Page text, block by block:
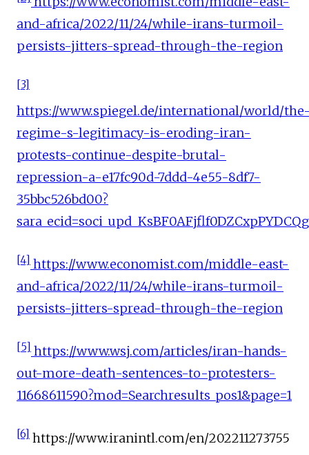
and-africa/2022/11/24/while-irans-turmoil-
persists-jitters-spread-through-the-region
[3]
https://www.spiegel.de/international/world/
regime-s-legitimacy-is-eroding-iran-
protests-continue-despite-brutal-
repression-a-e17fc90d-7ddd-4e55-8df7-
35bbc526bd00?
[4] https://www.economist.com/middle-east-
and-africa/2022/11/24/while-irans-turmoil-
persists-jitters-spread-through-the-region
[5] https://www.wsj.com/articles/iran-hands-
out-more-death-sentences-to-protesters-
11668611590?mod=Searchresults_pos1&page=1
[6] https://www.iranintl.com/en/202211273755